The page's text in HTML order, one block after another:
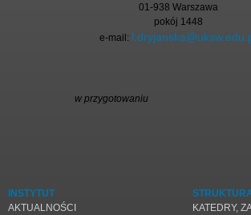
01-938 Warszawa
pokój 1448
e-mail:
w przygotowaniu
INSTYTUT
AKTUALNOŚCI
KATEDRY,